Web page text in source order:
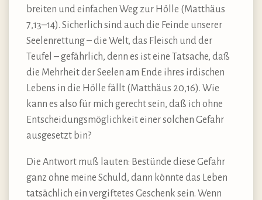
breiten und einfachen Weg zur Hölle (Matthäus
7,13–14). Sicherlich sind auch die Feinde unserer
Seelenrettung – die Welt, das Fleisch und der
Teufel – gefährlich, denn es ist eine Tatsache, daß
die Mehrheit der Seelen am Ende ihres irdischen
Lebens in die Hölle fällt (Matthäus 20,16). Wie
kann es also für mich gerecht sein, daß ich ohne
Entscheidungsmöglichkeit einer solchen Gefahr
ausgesetzt bin?
Die Antwort muß lauten: Bestünde diese Gefahr
ganz ohne meine Schuld, dann könnte das Leben
tatsächlich ein vergiftetes Geschenk sein. Wenn